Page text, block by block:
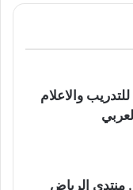
والاعلام
منتدى الرياض